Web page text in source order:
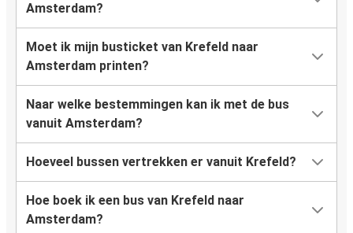
Amsterdam?
Moet ik mijn busticket van Krefeld naar
Amsterdam printen?
Naar welke bestemmingen kan ik met de bus
vanuit Amsterdam?
Hoeveel bussen vertrekken er vanuit Krefeld?
Hoe boek ik een bus van Krefeld naar
Amsterdam?